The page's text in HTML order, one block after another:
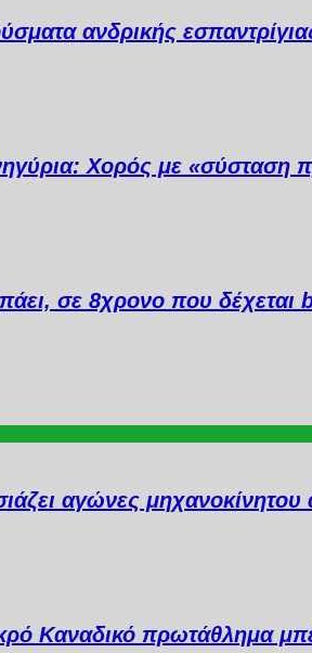
ανδρικής
Χορός με
σε 8χρονο που δέχεται
αγώνες μηχανοκίνητου
Καναδικό πρωτάθλημα